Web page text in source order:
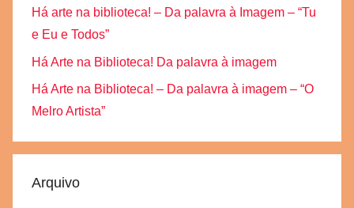
Há arte na biblioteca! – Da palavra à Imagem – “Tu
e Eu e Todos”
Há Arte na Biblioteca! Da palavra à imagem
Há Arte na Biblioteca! – Da palavra à imagem – “O
Melro Artista”
Arquivo